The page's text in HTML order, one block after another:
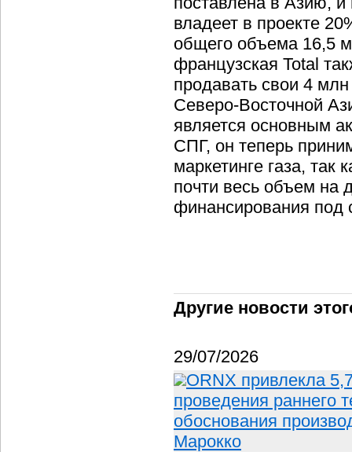
владеет в проекте
общего объема 16,5
французская Total
продавать свои 4 млн
Северо-Восточной
является основным
СПГ, он теперь
маркетинге газа, так
почти весь объем на
финансирования под
Другие новости
29/07/2026
ORNX привлекла
проведения раннего
обоснования
Марокко